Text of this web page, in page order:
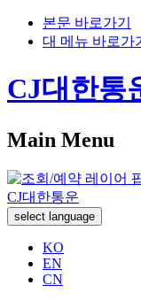
본문 바로가기
대 메뉴 바로가
CJ대한통
Main Menu
CJ대한통운
select language
KO
EN
CN